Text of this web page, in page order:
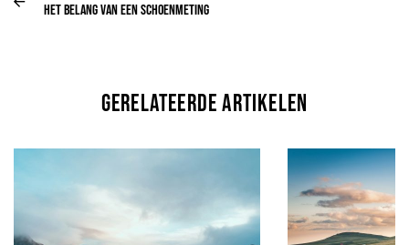
Het belang van een schoenmeting
gerelateerde artikelen